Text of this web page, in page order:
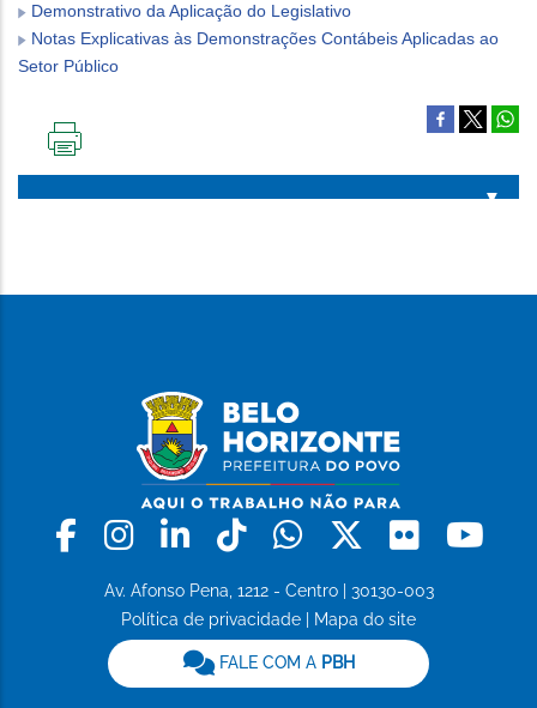
Demonstrativo da Aplicação do Legislativo
Notas Explicativas às Demonstrações Contábeis Aplicadas ao
Setor Público
PÁGINA
Facebook
Instagram
LinkedinTiktokWhatsapp
X Flickr
Av. Afonso Pena, 1212 - Centro | 30130-003
Política de privacidade
Mapa do site
FALE COM A PBH